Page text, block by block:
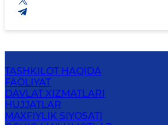
TASHKILOT HAQIDA
FAOLIYAT
DAVLAT XIZMATLARI
HUJJATLAR
MAXFIYLIK SIYOSATI